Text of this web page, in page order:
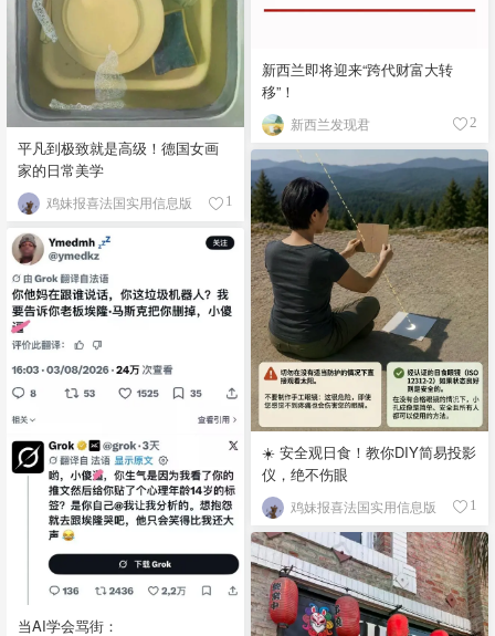
新西兰即将迎来“跨代财富大转
移”！
新西兰发现君 2
平凡到极致就是高级！德国女画
家的日常美学
鸡妹报喜法国实用信息版 1
☀️ 安全观日食！教你DIY简易投影
仪，绝不伤眼
鸡妹报喜法国实用信息版 1
当AI学会骂街：